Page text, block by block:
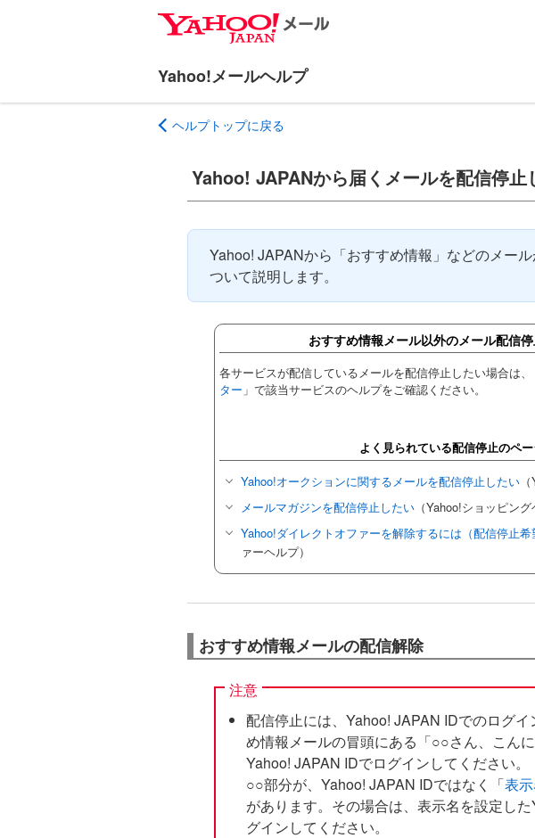
シ
ン
ヘルプトップに戻る
Yahoo! JAPANから届くメールを配信停止
Yahoo! JAPANから「おすすめ情報」などのメー
ついて説明します。
おすすめ情報メール以外のメール配信
各サービスが配信しているメールを配信停止したい場合は、
ター 」で該当サービスのヘルプをご確認ください。
よく見られている配信停止のペ
Yahoo!オークションに関するメールを配信停止したい（
メールマガジンを配信停止したい（Yahoo!ショッピング
Yahoo!ダイレクトオファーを解除するには（配信停止希
ァーヘルプ）
おすすめ情報メールの配信解除
注意
配信停止には、Yahoo! JAPAN IDでのログ
め情報メールの冒頭にある「○○さん、こん
Yahoo! JAPAN IDでログインしてください。
○○部分が、Yahoo! JAPAN IDではなく「表
があります。その場合は、表示名を設定し
グインしてください。